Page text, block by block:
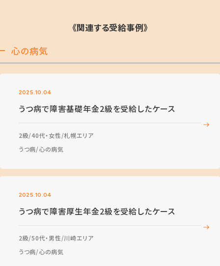
《関連する受給事例》
心の病気
2025.10.04
うつ病で障害基礎年金2級を受給したケース
2級 40代・女性 札幌エリア
うつ病 心の病気
2025.10.04
うつ病で障害厚生年金2級を受給したケース
2級 50代・男性 川崎エリア
うつ病 心の病気